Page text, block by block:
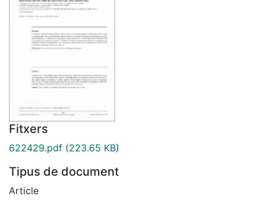
Fitxers
622429.pdf (223.65 KB)
Tipus de document
Article